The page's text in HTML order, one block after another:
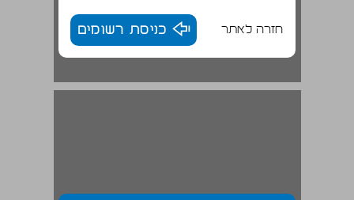
חזרה לאתר כניסת רשומים
2. את בת לדת משה ... 23